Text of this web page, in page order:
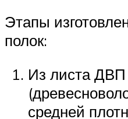
Этапы
полок:
Из листа ДВП
средней